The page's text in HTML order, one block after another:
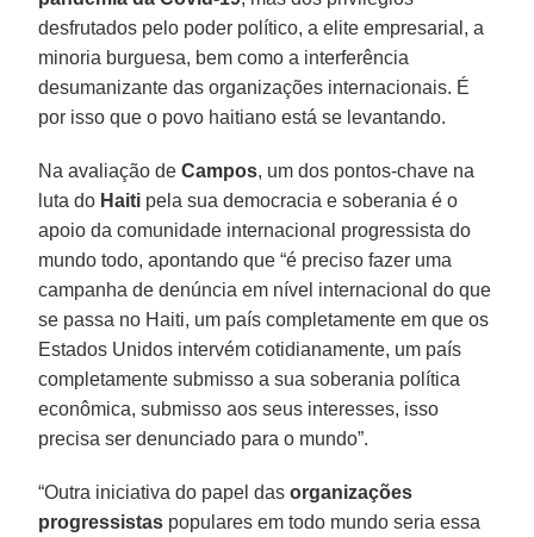
desfrutados pelo poder político, a elite empresarial, a
minoria burguesa, bem como a interferência
desumanizante das organizações internacionais. É
por isso que o povo haitiano está se levantando.
Na avaliação deCampos, um dos pontos-chave na
luta do Haiti pela sua democracia e soberania é o
apoio da comunidade internacional progressista do
mundo todo, apontando que “é preciso fazer uma
campanha de denúncia em nível internacional do que
se passa no Haiti, um país completamente em que os
Estados Unidos intervém cotidianamente, um país
completamente submisso a sua soberania política
econômica, submisso aos seus interesses, isso
precisa ser denunciado para o mundo”.
“Outra iniciativa do papel dasorganizações
progressistas populares em todo mundo seria essa